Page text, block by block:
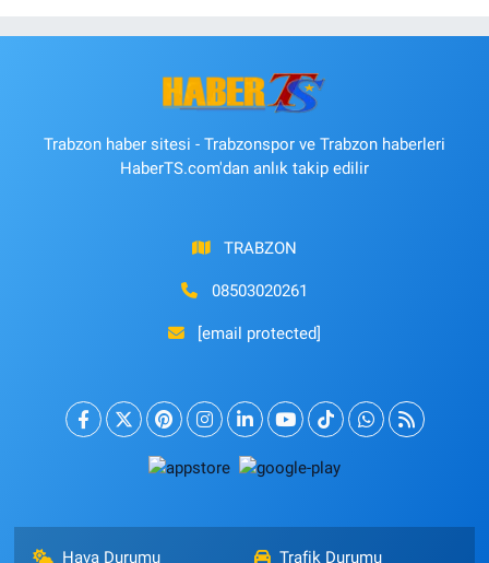
Trabzon haber sitesi - Trabzonspor ve Trabzon haberleri
HaberTS.com'dan anlık takip edilir
TRABZON
08503020261
[email protected]
Hava Durumu Trafik Durumu